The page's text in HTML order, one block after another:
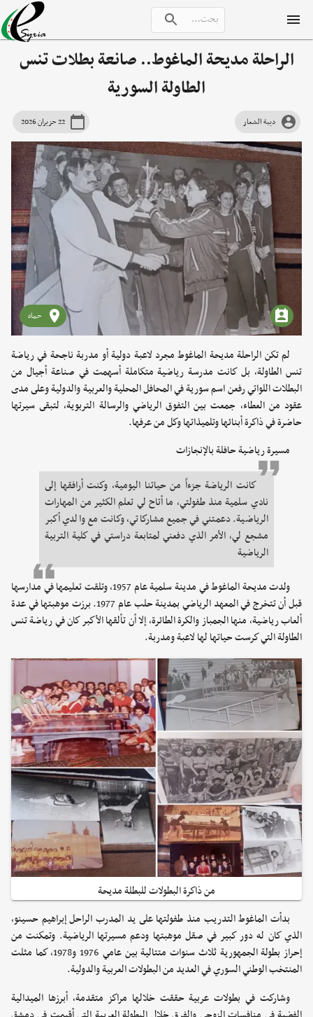
الراحلة مديحة الماغوط.. صانعة بطلات تنس
الطاولة السورية
ديبة الشعار 22 حزيران 2026
حماه
لم تكن الراحلة مديحة الماغوط مجرد لاعبة دولية أو مدربة ناجحة في رياضة
تنس الطاولة، بل كانت مدرسة رياضية متكاملة أسهمت في صناعة أجيال من
البطلات اللواتي رفعن اسم سورية في المحافل المحلية والعربية والدولية وعلى مدى
عقود من العطاء، جمعت بين التفوق الرياضي والرسالة التربوية، لتبقى سيرتها
حاضرة في ذاكرة أبنائها وتلميذاتها وكل من عرفها.
مسيرة رياضية حافلة بالإنجازات
كانت الرياضة جزءاً من حياتنا اليومية، وكنت أرافقها إلى
نادي سلمية منذ طفولتي، ما أتاح لي تعلم الكثير من المهارات
الرياضية. دعمتني في جميع مشاركاتي، وكانت مع والدي أكبر
مشجع لي، الأمر الذي دفعني لمتابعة دراستي في كلية التربية
الرياضية
ولدت مديحة الماغوط في مدينة سلمية عام 1957، وتلقت تعليمها في مدارسها
قبل أن تتخرج في المعهد الرياضي بمدينة حلب عام 1977. برزت موهبتها في عدة
ألعاب رياضية، منها الجمباز والكرة الطائرة، إلا أن تألقها الأكبر كان في رياضة تنس
الطاولة التي كرست حياتها لها لاعبة ومدربة.
من ذاكرة البطولات للبطلة مديحة
بدأت الماغوط التدريب منذ طفولتها على يد المدرب الراحل إبراهيم حسينو،
الذي كان له دور كبير في صقل موهبتها ودعم مسيرتها الرياضية. وتمكنت من
إحراز بطولة الجمهورية ثلاث سنوات متتالية بين عامي 1976 و1978، كما مثلت
المنتخب الوطني السوري في العديد من البطولات العربية والدولية.
وشاركت في بطولات عربية حققت خلالها مراكز متقدمة، أبرزها الميدالية